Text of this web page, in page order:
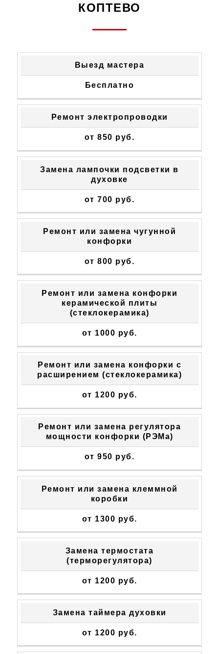
КОПТЕВО
СТОИМОСТЬ
Выезд мастера
Бесплатно
Ремонт электропроводки
от 850 руб.
Замена лампочки подсветки в
духовке
от 700 руб.
Ремонт или замена чугунной
конфорки
от 800 руб.
Ремонт или замена конфорки
керамической плиты
(стеклокерамика)
от 1000 руб.
Ремонт или замена конфорки с
расширением (стеклокерамика)
от 1200 руб.
Ремонт или замена регулятора
мощности конфорки (РЭМа)
от 950 руб.
Ремонт или замена клеммной
коробки
от 1300 руб.
Замена термостата
(терморегулятора)
от 1200 руб.
Замена таймера духовки
от 1200 руб.